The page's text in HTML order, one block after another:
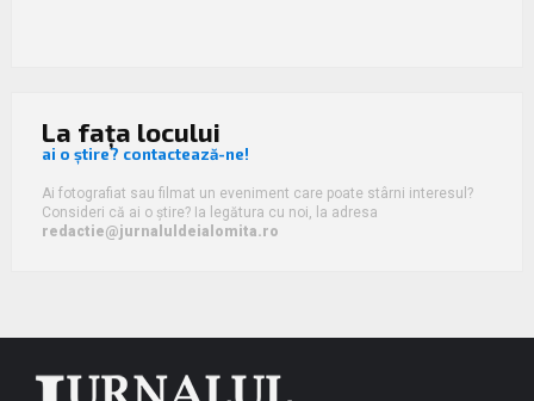
La fața locului
ai o știre? contactează-ne!
Ai fotografiat sau filmat un eveniment care poate stârni interesul?
Consideri că ai o știre? Ia legătura cu noi, la adresa
redactie@jurnaluldeialomita.ro